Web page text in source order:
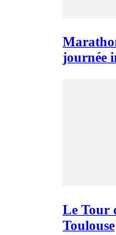
journée
Le Tour
Toulouse